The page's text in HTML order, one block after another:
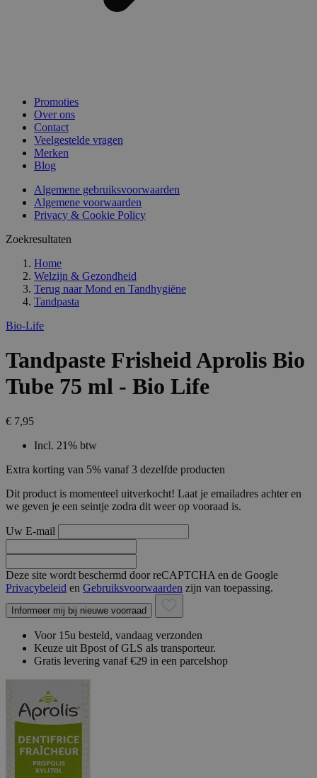
Promoties
Over ons
Contact
Veelgestelde vragen
Merken
Blog
Algemene gebruiksvoorwaarden
Algemene voorwaarden
Privacy & Cookie Policy
Zoekresultaten
Home
Welzijn & Gezondheid
Terug naar Mond en Tandhygiëne
Tandpasta
Bio-Life
Tandpaste Frisheid Aprolis Bio
Tube 75 ml - Bio Life
€ 7,95
Incl. 21% btw
Extra korting van 5% vanaf 3 dezelfde producten
Dit product is momenteel uitverkocht! Laat je emailadres achter en
we geven je een seintje zodra dit weer op vooraad is.
Uw E-mail
Deze site wordt beschermd door reCAPTCHA en de Google
Privacybeleid en Gebruiksvoorwaarden zijn van toepassing.
Informeer mij bij nieuwe voorraad
Voor 15u besteld, vandaag verzonden
Keuze uit Bpost of GLS als transporteur.
Gratis levering vanaf €29 in een parcelshop